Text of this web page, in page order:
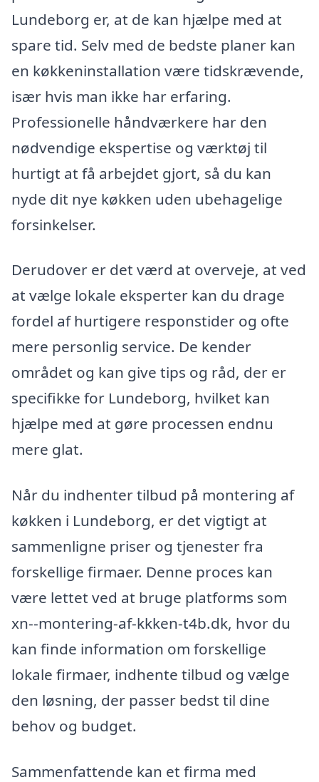
Lundeborg er, at de kan hjælpe med at
spare tid. Selv med de bedste planer kan
en køkkeninstallation være tidskrævende,
især hvis man ikke har erfaring.
Professionelle håndværkere har den
nødvendige ekspertise og værktøj til
hurtigt at få arbejdet gjort, så du kan
nyde dit nye køkken uden ubehagelige
forsinkelser.
Derudover er det værd at overveje, at ved
at vælge lokale eksperter kan du drage
fordel af hurtigere responstider og ofte
mere personlig service. De kender
området og kan give tips og råd, der er
specifikke for Lundeborg, hvilket kan
hjælpe med at gøre processen endnu
mere glat.
Når du indhenter tilbud på montering af
køkken i Lundeborg, er det vigtigt at
sammenligne priser og tjenester fra
forskellige firmaer. Denne proces kan
være lettet ved at bruge platforms som
xn--montering-af-kkken-t4b.dk, hvor du
kan finde information om forskellige
lokale firmaer, indhente tilbud og vælge
den løsning, der passer bedst til dine
behov og budget.
Sammenfattende kan et firma med